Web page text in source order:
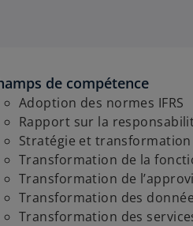
de compétence
Adoption des normes IFRS
Rapport sur la
Stratégie et
Transformation de la
Transformation de
Transformation des
Transformation des